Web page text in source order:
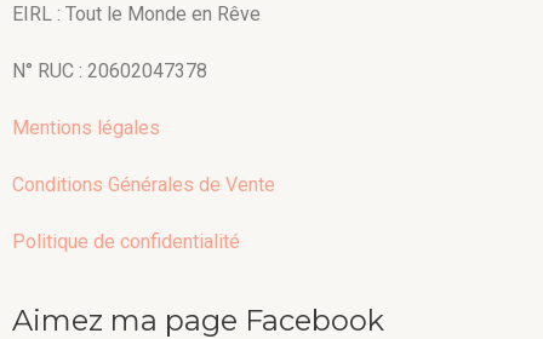
EIRL : Tout le Monde en Rêve
N° RUC : 20602047378
Mentions légales
Conditions Générales de Vente
Politique de confidentialité
Aimez ma page Facebook